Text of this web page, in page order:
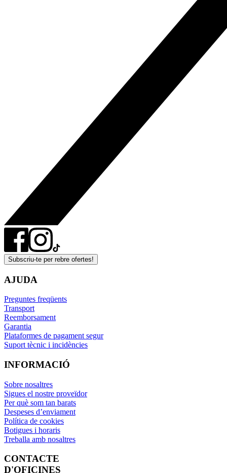
Subscriu-te per rebre ofertes!
AJUDA
Preguntes freqüents
Transport
Reemborsament
Garantia
Plataformes de pagament segur
Suport tècnic i incidències
INFORMACIÓ
Sobre nosaltres
Sigues el nostre proveïdor
Per què som tan barats
Despeses d’enviament
Política de cookies
Botigues i horaris
Treballa amb nosaltres
CONTACTE
D'OFICINES